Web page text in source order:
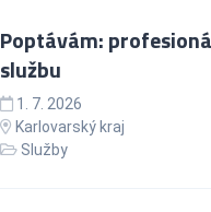
Poptávám:
službu
1. 7. 2026
Karlovarský kraj
Služby